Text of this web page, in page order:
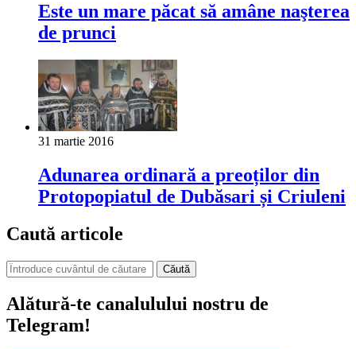
Este un mare păcat să amâne naşterea
de prunci
31 martie 2016
Adunarea ordinară a preoților din
Protopopiatul de Dubăsari și Criuleni
Caută articole
Căută
Alătură-te canalulului nostru de
Telegram!